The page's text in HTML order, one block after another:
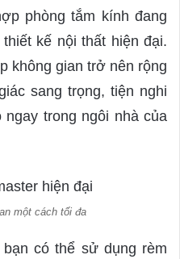
phòng tắm kính đang
kế nội thất hiện đại.
không gian trở nên rộng
sang trọng, tiện nghi
trong ngôi nhà của
một cách tối đa
có thể sử dụng rèm